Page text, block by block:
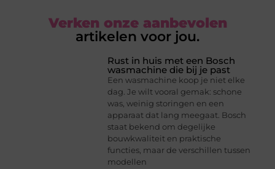
Verken onze aanbevolen
artikelen voor jou.
Rust in huis met een Bosch
wasmachine die bij je past
Een wasmachine koop je niet elke
dag. Je wilt vooral gemak: schone
was, weinig storingen en een
apparaat dat lang meegaat. Bosch
staat bekend om degelijke
bouwkwaliteit en praktische
functies, maar de verschillen tussen
modellen